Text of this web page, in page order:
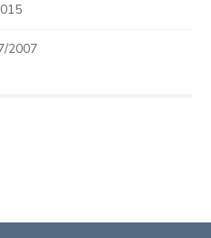
2007